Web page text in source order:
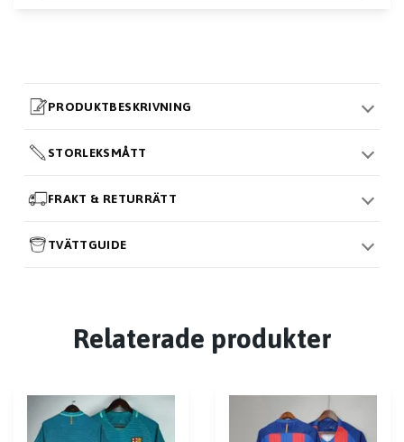
PRODUKTBESKRIVNING
STORLEKSMÅTT
FRAKT & RETURRÄTT
TVÄTTGUIDE
Relaterade produkter